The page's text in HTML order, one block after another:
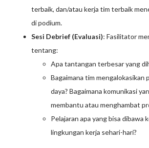
terbaik, dan/atau kerja tim terbaik
di podium.
Sesi Debrief (Evaluasi): Fasilitator
tentang:
Apa tantangan terbesar yang
Bagaimana tim mengalokasikan
daya? Bagaimana komunikasi
membantu atau menghambat
Pelajaran apa yang bisa dibawa
lingkungan kerja sehari-hari?